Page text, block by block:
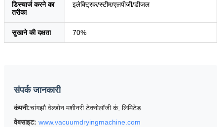
डिस्चार्ज करने का
तरीका
इलेक्ट्रिक/स्टीम/एलपीजी/डीजल
सुखाने की दक्षता 70%
संपर्क जानकारी
कंपनी:चांगझौ वेल्डोन मशीनरी टेक्नोलॉजी कं, लिमिटेड
वेबसाइट: www.vacuumdryingmachine.com